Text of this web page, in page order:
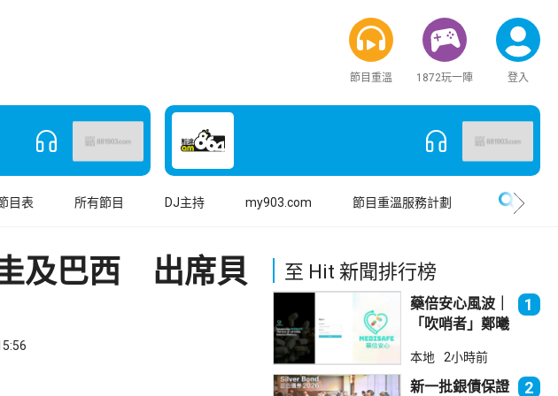
節目重溫 1872玩一陣 登入
目表 所有節目 DJ主持 my903.com 節目重溫服務計劃
及巴西 出席貝
至 Hit 新聞排行榜
藥倍安心風波｜
「吹哨者」鄭曦
進行刑事調查
1
本地 2小時前
新一批銀債保證 2